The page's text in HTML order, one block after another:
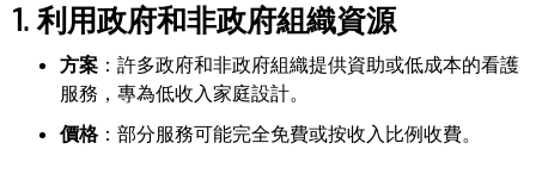
1. 利用政府和非政府組織資源
方案 ：許多政府和非政府組織提供資助或低成本的看護
服務，專為低收入家庭設計。
價格：部分服務可能完全免費或按收入比例收費。